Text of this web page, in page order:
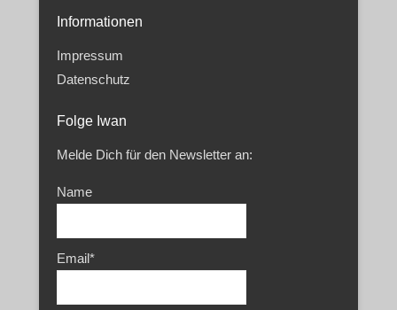
Informationen
Impressum
Datenschutz
Folge Iwan
Melde Dich für den Newsletter an:
Name
Email*